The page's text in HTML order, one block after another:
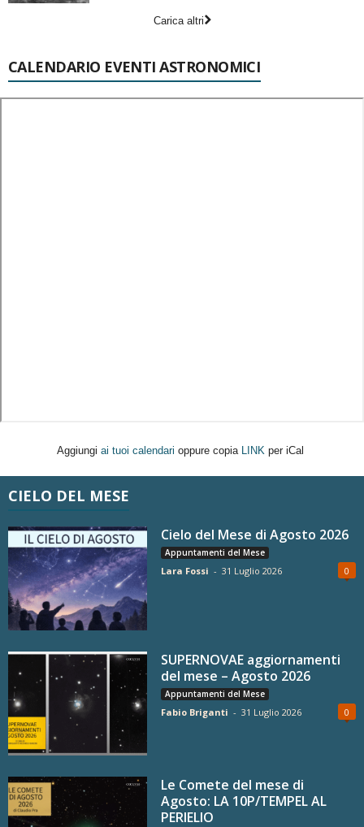
Carica altri
CALENDARIO EVENTI ASTRONOMICI
Aggiungi ai tuoi calendari oppure copia LINK per iCal
CIELO DEL MESE
Cielo del Mese di Agosto 2026
Appuntamenti del Mese
Lara Fossi - 31 Luglio 2026 0
SUPERNOVAE aggiornamenti
del mese – Agosto 2026
Appuntamenti del Mese
Fabio Briganti - 31 Luglio 2026 0
Le Comete del mese di
Agosto: LA 10P/TEMPEL AL
PERIELIO